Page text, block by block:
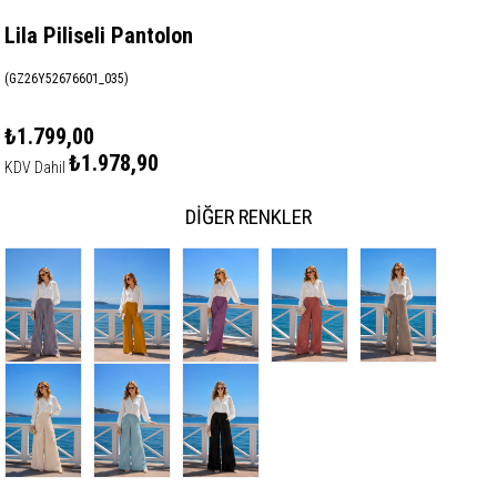
Lila Piliseli Pantolon
(GZ26Y52676601_035)
₺1.799,00
KDV Dahil ₺1.978,90
DIĞER RENKLER